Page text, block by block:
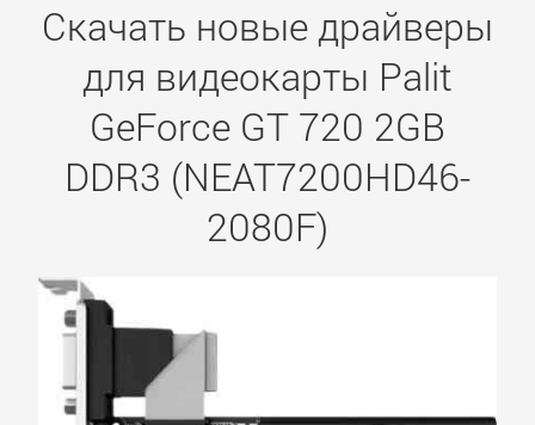
Скачать новые драйверы
для видеокарты Palit
GeForce GT 720 2GB
DDR3 (NEAT7200HD46-
2080F)